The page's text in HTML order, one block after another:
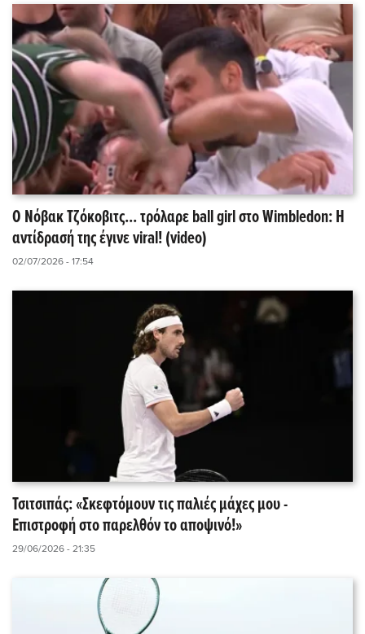
Ο Νόβακ Τζόκοβιτς... τρόλαρε ball girl στο Wimbledon: Η
αντίδρασή της έγινε viral! (video)
02/07/2026 - 17:54
Τσιτσιπάς: «Σκεφτόμουν τις παλιές μάχες μου -
Επιστροφή στο παρελθόν το αποψινό!»
29/06/2026 - 21:35